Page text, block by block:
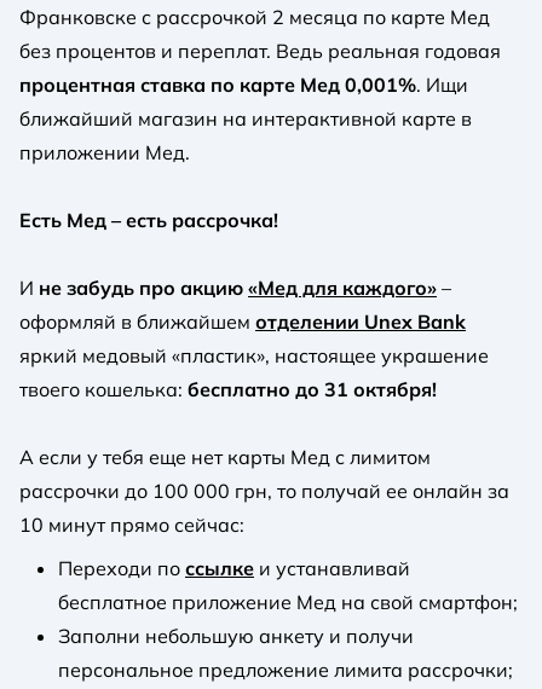
Франковске с рассрочкой 2 месяца по карте Мед
без процентов и переплат. Ведь реальная годовая
процентная ставка по карте Мед 0,001%. Ищи
ближайший магазин на интерактивной карте в
приложении Мед.
Есть Мед – есть рассрочка!
И не забудь про акцию «Мед для каждого» –
оформляй в ближайшем отделении Unex Bank
яркий медовый «пластик», настоящее украшение
твоего кошелька: бесплатно до 31 октября!
А если у тебя еще нет карты Мед с лимитом
рассрочки до 100 000 грн, то получай ее онлайн за
10 минут прямо сейчас:
Переходи по ссылке и устанавливай
бесплатное приложение Мед на свой смартфон;
Заполни небольшую анкету и получи
персональное предложение лимита рассрочки;